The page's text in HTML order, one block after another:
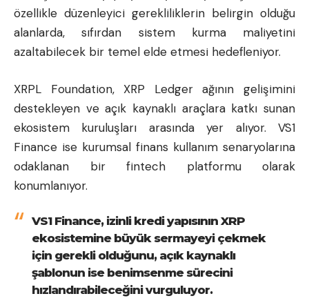
özellikle düzenleyici gerekliliklerin belirgin olduğu
alanlarda, sıfırdan sistem kurma maliyetini
azaltabilecek bir temel elde etmesi hedefleniyor.
XRPL Foundation, XRP Ledger ağının gelişimini
destekleyen ve açık kaynaklı araçlara katkı sunan
ekosistem kuruluşları arasında yer alıyor. VS1
Finance ise kurumsal finans kullanım senaryolarına
odaklanan bir fintech platformu olarak
konumlanıyor.
VS1 Finance, izinli kredi yapısının XRP
ekosistemine büyük sermayeyi çekmek
için gerekli olduğunu, açık kaynaklı
şablonun ise benimsenme sürecini
hızlandırabileceğini vurguluyor.